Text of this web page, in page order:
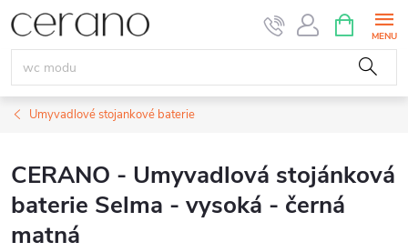
Přejít
na
obsah
NÁKUPNÍ
KOŠÍK
Umyvadlové stojankové baterie
CERANO - Umyvadlová stojánková
baterie Selma - vysoká - černá
matná